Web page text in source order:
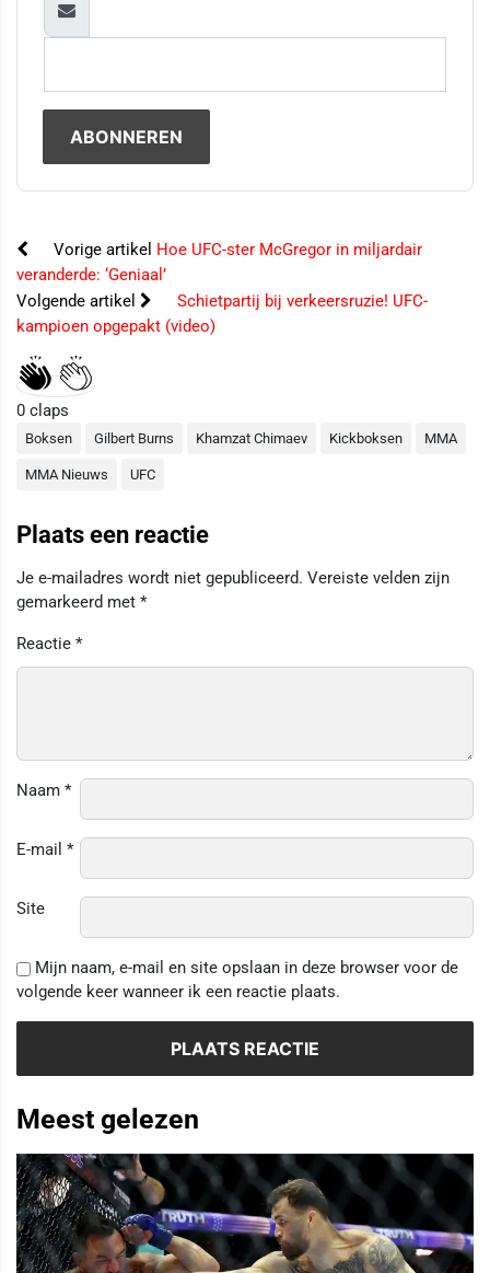
Vorige artikel Hoe UFC-ster McGregor in miljardair
veranderde: ‘Geniaal’
Volgende artikel
Schietpartij bij verkeersruzie! UFC-
kampioen opgepakt (video)
0 claps
Boksen Gilbert Burns Khamzat Chimaev Kickboksen MMA
MMA Nieuws UFC
Plaats een reactie
Je e-mailadres wordt niet gepubliceerd. Vereiste velden zijn
gemarkeerd met *
Reactie *
Naam *
E-mail *
Site
Mijn naam, e-mail en site opslaan in deze browser voor de
volgende keer wanneer ik een reactie plaats.
Meest gelezen